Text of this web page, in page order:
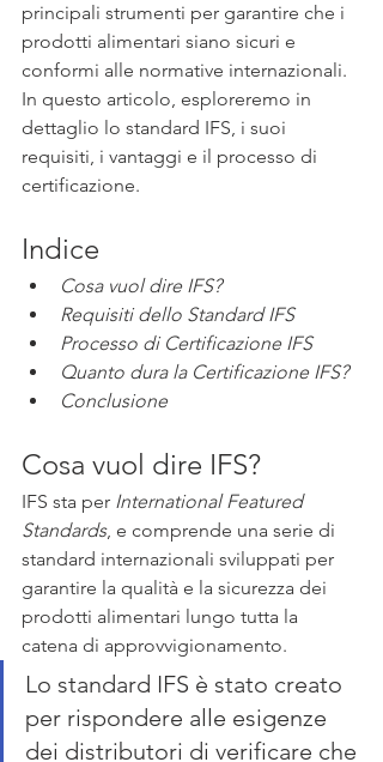
principali strumenti per garantire che i
prodotti alimentari siano sicuri e
conformi alle normative internazionali.
In questo articolo, esploreremo in
dettaglio lo standard IFS, i suoi
requisiti, i vantaggi e il processo di
certificazione.
Indice
Cosa vuol dire IFS?
Requisiti dello Standard IFS
Processo di Certificazione IFS
Quanto dura la Certificazione IFS?
Conclusione
Cosa vuol dire IFS?
IFS sta per International Featured
Standards, e comprende una serie di
standard internazionali sviluppati per
garantire la qualità e la sicurezza dei
prodotti alimentari lungo tutta la
catena di approvvigionamento.
Lo standard IFS è stato creato
per rispondere alle esigenze
dei distributori di verificare che